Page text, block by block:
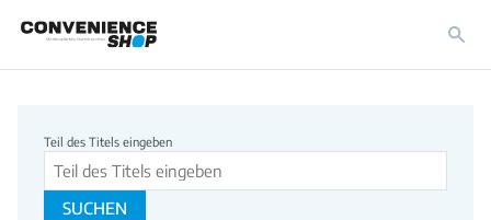
Beitragssuche
Teil des Titels eingeben
SUCHEN